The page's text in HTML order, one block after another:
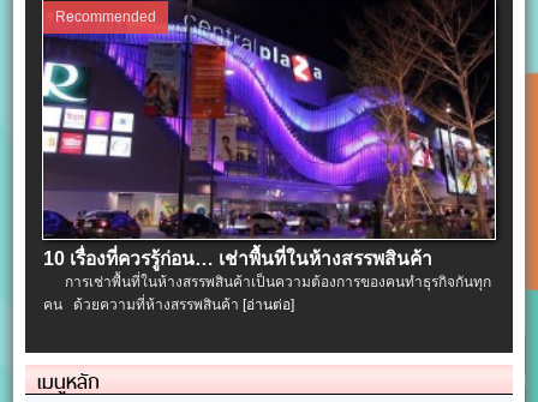
Recommended
10 เรื่องที่ควรรู้ก่อน… เช่าพื้นที่ในห้างสรรพสินค้า
การเช่าพื้นที่ในห้างสรรพสินค้าเป็นความต้องการของคนทำธุรกิจกันทุก
คน ด้วยความที่ห้างสรรพสินค้า[อ่านต่อ]
เมนูหลัก